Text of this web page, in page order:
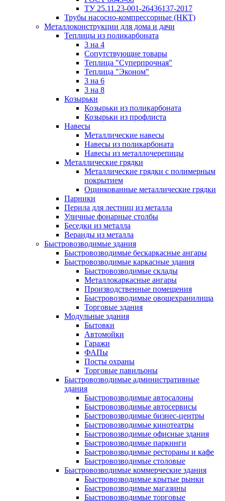
ТУ 25.11.23-001-26436137-2017
Трубы насосно-компрессорные (НКТ)
Металлоконструкции для дома и дачи
Теплицы из поликарбоната
3 на 4
Сопутствующие товары
Теплица "Суперпрочная"
Теплица "Эконом"
3 на 6
3 на 8
Козырьки
Козырьки из поликарбоната
Козырьки из профлиста
Навесы
Металлические навесы
Навесы из поликарбоната
Навесы из металлочерепицы
Металлические грядки
Металлические грядки с полимерным
покрытием
Оцинкованные металлические грядки
Парники
Перила для лестниц из металла
Уличные фонарные столбы
Беседки из металла
Веранды из металла
Быстровозводимые здания
Быстровозводимые бескаркасные ангары
Быстровозводимые каркасные здания
Быстровозводимые склады
Металлокаркасные ангары
Производственные помещения
Быстровозводимые овощехранилища
Торговые здания
Модульные здания
Бытовки
Автомойки
Гаражи
ФАПы
Посты охраны
Торговые павильоны
Быстровозводимые административные
здания
Быстровозводимые автосалоны
Быстровозводимые автосервисы
Быстровозводимые бизнес-центры
Быстровозводимые кинотеатры
Быстровозводимые офисные здания
Быстровозводимые паркинги
Быстровозводимые рестораны и кафе
Быстровозводимые столовые
Быстровозводимые коммерческие здания
Быстровозводимые крытые рынки
Быстровозводимые магазины
Быстровозводимые торговые